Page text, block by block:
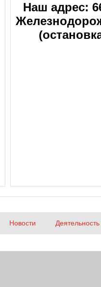
Наш адрес:
Новости Деятельность